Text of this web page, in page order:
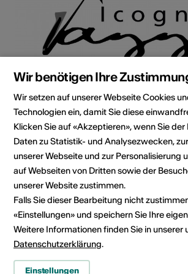
Institution / Organisation
IcogneJazz Festival
Festival de Jazz à Icogne
centre du village
Case postale 26
1977 Icogne
E-Mail
Webseite
Route planen
ÖV Fahrplan
Wir benötigen Ihre
Wir setzen auf unserer Webseite Cookies
Technologien ein, damit Sie diese
Klicken Sie auf «Akzeptieren», wenn Sie
Daten zu Statistik- und Analysezwecken,
unserer Webseite und zur Personalisierung
auf Webseiten von Dritten sowie der
unserer Website zustimmen.
Falls Sie dieser Bearbeitung nicht
«Einstellungen» und speichern Sie Ihre
Weitere Informationen finden Sie in unserer
Datenschutzerklärung.
Einstellungen